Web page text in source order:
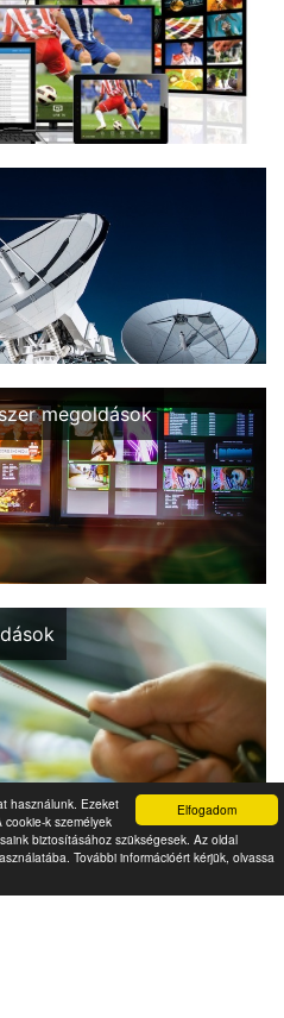
Elfogadom
használunk. Ezeket
k személyek
biztosításához szükségesek. Az oldal
További információért kérjük, olvassa
és feldolgozási megoldások...
megoldások
analizátor megoldások...
és hálózati, aktív/passzív elemek...